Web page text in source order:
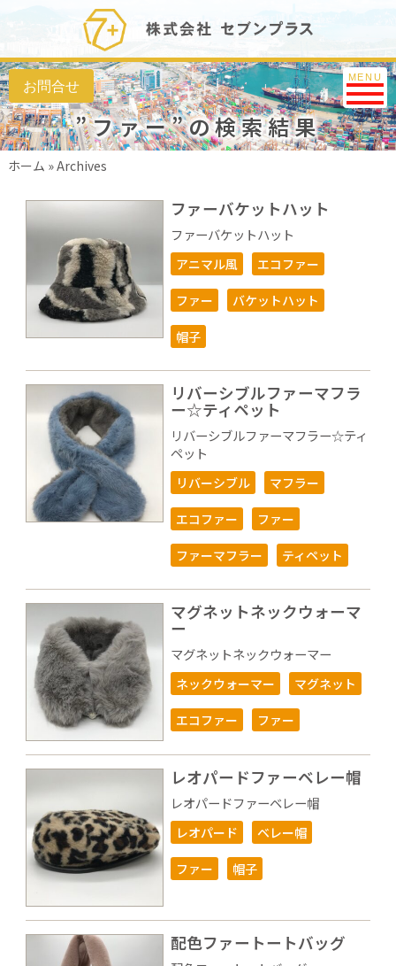
Toggle
MENU
”ファー”の検索結果
ホーム »Archives
ファーバケットハット
ファーバケットハット
アニマル風 エコファー
ファー バケットハット
帽子
リバーシブルファーマフラ
ー☆ティペット
リバーシブルファーマフラー☆ティ
ペット
リバーシブル マフラー
エコファー ファー
ファーマフラー ティペット
マグネットネックウォーマ
ー
マグネットネックウォーマー
ネックウォーマー マグネット
エコファー ファー
レオパードファーベレー帽
レオパードファーベレー帽
レオパード ベレー帽
ファー 帽子
配色ファートートバッグ